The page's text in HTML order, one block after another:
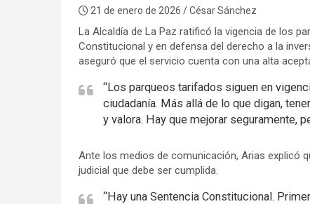
21 de enero de 2026 / César Sánchez
La Alcaldía de La Paz ratificó la vigencia de los
Constitucional y en defensa del derecho a la
aseguró que el servicio cuenta con una alta
“Los parqueos tarifados siguen en
ciudadanía. Más allá de lo que digan,
y valora. Hay que mejorar seguramente,
Ante los medios de comunicación, Arias explicó
judicial que debe ser cumplida.
“Hay una Sentencia Constitucional.